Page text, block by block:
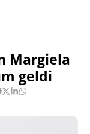
Margiela
geldi